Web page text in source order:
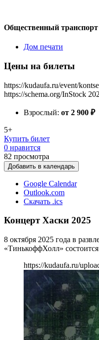
Общественный транспорт
Дом печати
Цены на билеты
https://kudaufa.ru/event/
https://schema.org/InStock
Взрослый: от 2 900 ₽
5+
Купить билет
0 нравится
82 просмотра
Добавить в календарь
Google Calendar
Outlook.com
Скачать .ics
Концерт Хаски 2025
8 октября 2025 года в
«ТинькоффХолл»
https://kudaufa.ru/